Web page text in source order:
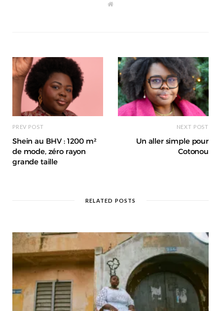
W
PREV POST
Shein au BHV : 1200 m²
de mode, zéro rayon
grande taille
NEXT POST
Un aller simple pour
Cotonou
RELATED POSTS